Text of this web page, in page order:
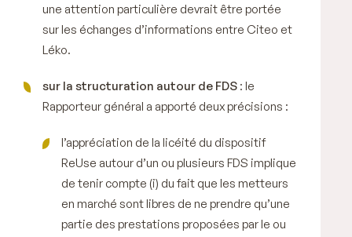
une attention particulière devrait être portée
sur les échanges d’informations entre Citeo et
Léko.
sur la structuration autour de FDS : le
Rapporteur général a apporté deux précisions :
l’appréciation de la licéité du dispositif
ReUse autour d’un ou plusieurs FDS implique
de tenir compte (i) du fait que les metteurs
en marché sont libres de ne prendre qu’une
partie des prestations proposées par le ou